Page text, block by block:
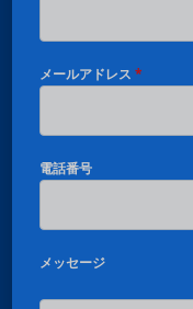
メールアドレス*
電話番号
メッセージ